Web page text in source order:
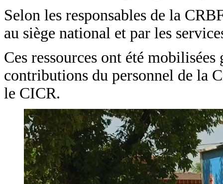
Selon les responsables de la
au siège national et par les
Ces ressources ont été
contributions du personnel de la
le CICR.